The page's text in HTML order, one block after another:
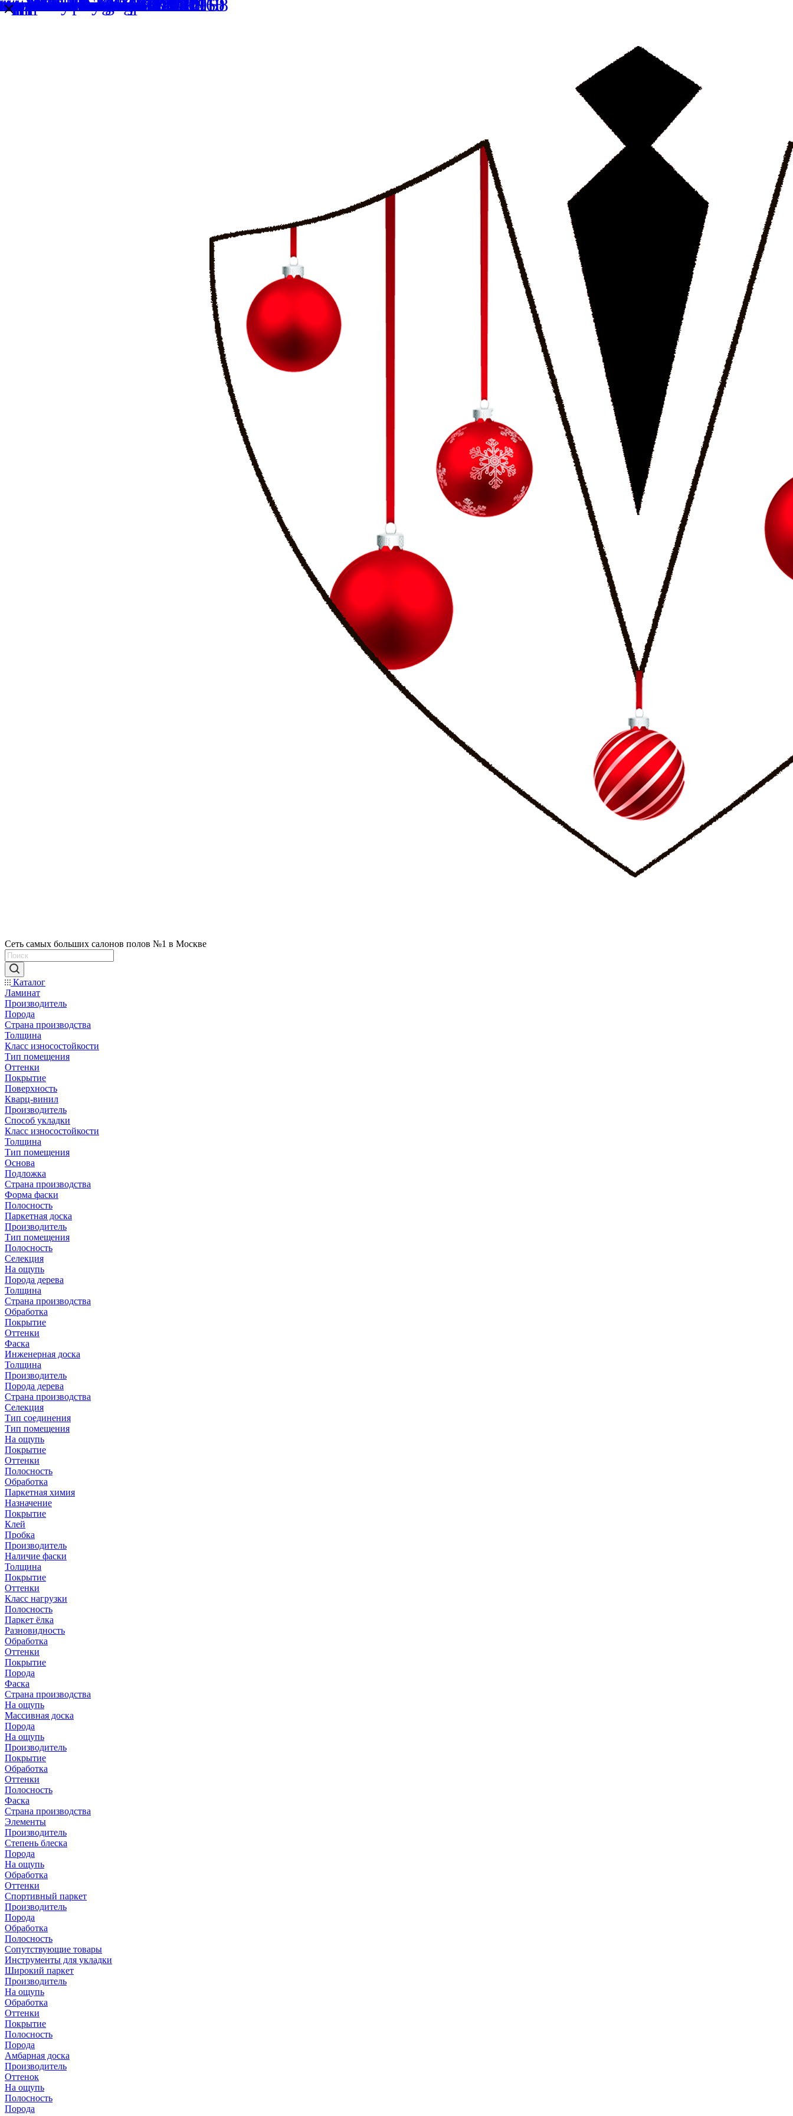
Сеть самых больших салонов полов №1 в Москве
Каталог
Ламинат
Производитель
Порода
Страна производства
Толщина
Класс износостойкости
Тип помещения
Оттенки
Покрытие
Поверхность
Кварц-винил
Производитель
Способ укладки
Класс износостойкости
Толщина
Тип помещения
Основа
Подложка
Страна производства
Форма фаски
Полосность
Паркетная доска
Производитель
Тип помещения
Полосность
Селекция
На ощупь
Порода дерева
Толщина
Страна производства
Обработка
Покрытие
Оттенки
Фаска
Инженерная доска
Толщина
Производитель
Порода дерева
Страна производства
Селекция
Тип соединения
Тип помещения
На ощупь
Покрытие
Оттенки
Полосность
Обработка
Паркетная химия
Назначение
Покрытие
Клей
Пробка
Производитель
Наличие фаски
Толщина
Покрытие
Оттенки
Класс нагрузки
Полосность
Паркет ёлка
Разновидность
Обработка
Оттенки
Покрытие
Порода
Фаска
Страна производства
На ощупь
Массивная доска
Порода
На ощупь
Производитель
Покрытие
Обработка
Оттенки
Полосность
Фаска
Страна производства
Элементы
Производитель
Степень блеска
Порода
На ощупь
Обработка
Оттенки
Спортивный паркет
Производитель
Порода
Обработка
Полосность
Сопутствующие товары
Инструменты для укладки
Широкий паркет
Производитель
На ощупь
Обработка
Оттенки
Покрытие
Полосность
Порода
Амбарная доска
Производитель
Оттенок
На ощупь
Полосность
Порода